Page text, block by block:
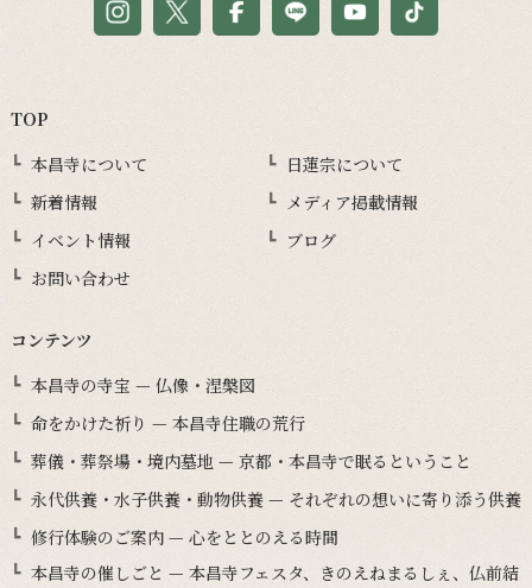
TOP
本昌寺について
日蓮宗について
新着情報
メディア掲載情報
イベント情報
ブログ
お問い合わせ
コンテンツ
本昌寺の寺宝 — 仏像・涅槃図
命をかけた祈り — 本昌寺住職の荒行
葬儀・葬祭場・境内墓地 — 京都・本昌寺で眠るということ
永代供養・水子供養・動物供養 — それぞれの想いに寄り添う供養
修行体験のご案内 — 心をととのえる時間
本昌寺の催しごと — 本昌寺フェスタ、きのえねまるしぇ、仏前結